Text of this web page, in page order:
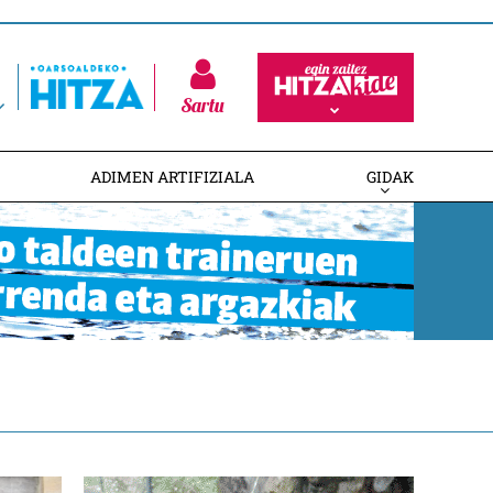
Sartu
ADIMEN ARTIFIZIALA GIDAK